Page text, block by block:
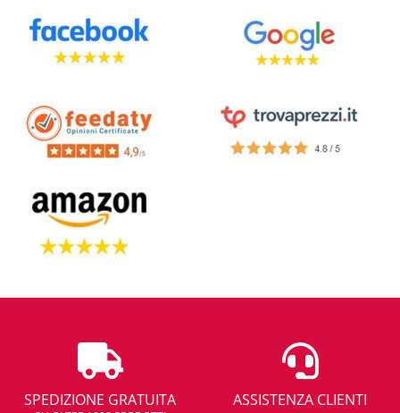
SPEDIZIONE GRATUITA ASSISTENZA CLIENTI